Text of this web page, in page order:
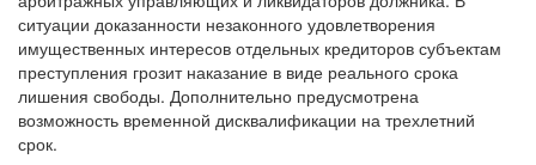
ситуации доказанности незаконного удовлетворения
имущественных интересов отдельных кредиторов субъектам
преступления грозит наказание в виде реального срока
лишения свободы. Дополнительно предусмотрена
возможность временной дисквалификации на трехлетний
срок.